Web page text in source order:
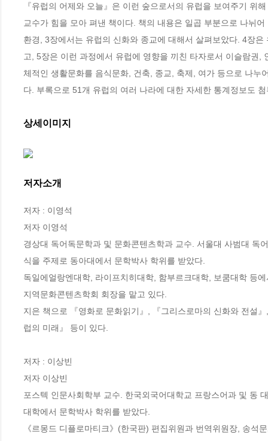
『유럽의 어제와 오늘』은 이런 숲으로서의 유럽을 보여주기 위
교수가 힘을 모아 펴낸 책이다. 책의 내용은 일곱 부분으로 나뉘
환경, 3장에서는 유럽의 신화와 종교에 대해서 살펴보았다. 4장
고, 5장은 이런 과정에서 유럽에 영향을 끼친 타자로서 이슬람권
체적인 생활문화를 음식문화, 건축, 종교, 축제, 여가 등으로 나
다. 부록으로 51개 유럽의 여러 나라에 대한 자세한 통계정보도
상세이미지
저자소개
저자 : 이영석
저자 이영석
경상대 독어독문학과 및 문화콘텐츠학과 교수. 서울대 사범대
식을 주제로 동아대에서 문학박사 학위를 받았다.
독일에얼랑엔대학, 라이프치히대학, 함부르크대학, 보쿰대학 등
지역문화콘텐츠학회 회장을 맡고 있다.
지은 책으로 『영화로 문화읽기』, 『그리스로마의 신화와 전설
럽의 미래』 등이 있다.
저자 : 이상빈
저자 이상빈
포스텍 인문사회학부 교수. 한국외국어대학교 프랑스어과 및 동
대학에서 문학박사 학위를 받았다.
《르몽드 디플로마티크》(한국판) 편집위원과 번역위원장, 송